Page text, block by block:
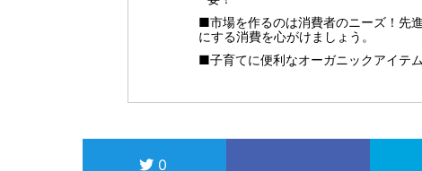
■市場を作るのは消費者のニーズ！先
にする消費を心がけましょう。
■子育てに便利なオーガニックアイテ
0